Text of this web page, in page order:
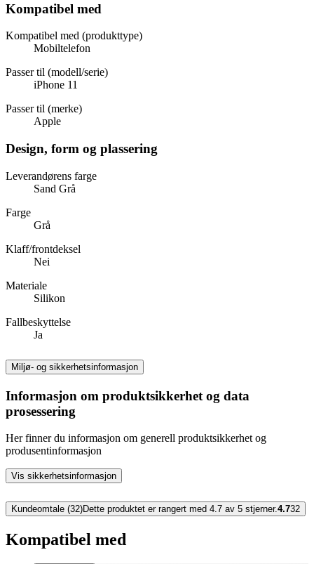
Kompatibel med
Kompatibel med (produkttype)
Mobiltelefon
Passer til (modell/serie)
iPhone 11
Passer til (merke)
Apple
Design, form og plassering
Leverandørens farge
Sand Grå
Farge
Grå
Klaff/frontdeksel
Nei
Materiale
Silikon
Fallbeskyttelse
Ja
Miljø- og sikkerhetsinformasjon
Informasjon om produktsikkerhet og data
prosessering
Her finner du informasjon om generell produktsikkerhet og
produsentinformasjon
Vis sikkerhetsinformasjon
Kundeomtale (32)Dette produktet er rangert med 4.7 av 5 stjerner.4.732
Kompatibel med